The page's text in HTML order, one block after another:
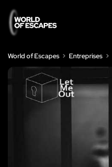
World of Escapes Entreprises